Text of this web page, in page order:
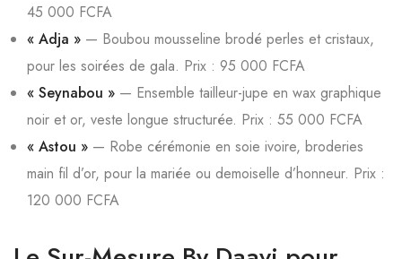
45 000 FCFA
« Adja » — Boubou mousseline brodé perles et cristaux,
pour les soirées de gala. Prix : 95 000 FCFA
« Seynabou » — Ensemble tailleur-jupe en wax graphique
noir et or, veste longue structurée. Prix : 55 000 FCFA
« Astou » — Robe cérémonie en soie ivoire, broderies
main fil d’or, pour la mariée ou demoiselle d’honneur. Prix :
120 000 FCFA